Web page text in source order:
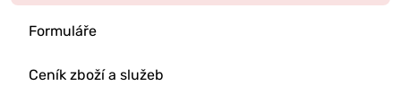
Formuláře
Ceník zboží a služeb